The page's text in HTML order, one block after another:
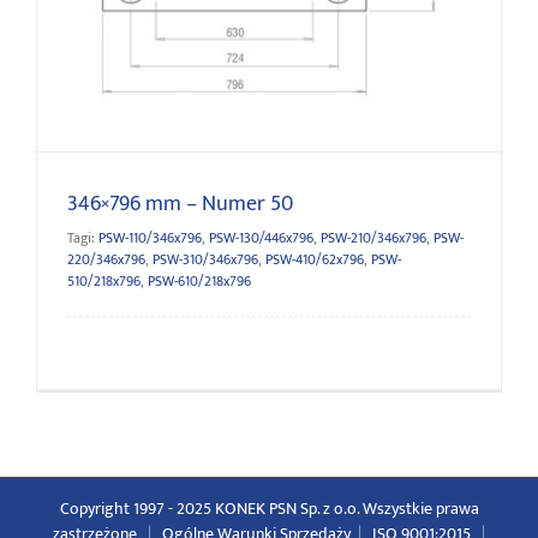
346×796 mm – Numer 50
Tagi: PSW-110/346x796, PSW-130/446x796, PSW-210/346x796, PSW-
220/346x796, PSW-310/346x796, PSW-410/62x796, PSW-
510/218x796, PSW-610/218x796
Copyright 1997 - 2025 KONEK PSN Sp. z o.o. Wszystkie prawa